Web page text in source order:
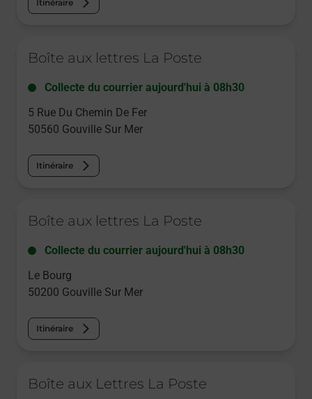
Itinéraire
Boîte aux lettres La Poste
Collecte du courrier aujourd'hui à 08h30
5 Rue Du Chemin De Fer
50560 Gouville Sur Mer
Itinéraire
Boîte aux lettres La Poste
Collecte du courrier aujourd'hui à 08h30
Le Bourg
50200 Gouville Sur Mer
Itinéraire
Boîte aux Lettres La Poste